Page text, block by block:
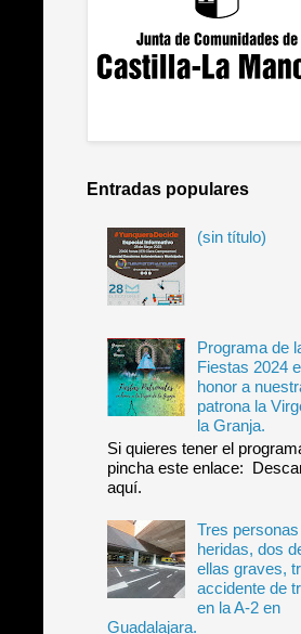
Entradas populares
(sin título)
Programa de
Fiestas 2024
honor a
patrona la
la Granja.
Si quieres tener el
pincha este enlace:
aquí.
Tres personas
heridas, dos
ellas graves,
accidente de
en la A-2 en
Guadalajara.